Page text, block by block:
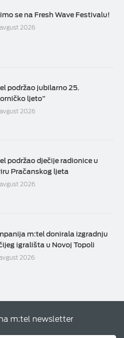
se na Fresh Wave Festivalu!
2026
podržao jubilarno 25.
ljeto”
2026
podržao dječije radionice u
Pračanskog ljeta
2026
m:tel donirala izgradnju
igrališta u Novoj Topoli
2026
m:tel newsletter